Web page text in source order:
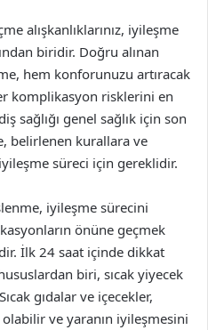
alışkanlıklarınız, iyileşme
biridir. Doğru alınan
hem konforunuzu artıracak
komplikasyon risklerini en
sağlığı genel sağlık için son
belirlenen kurallara ve
süreci için gereklidir.
iyileşme sürecini
önüne geçmek
İlk 24 saat içinde dikkat
biri, sıcak yiyecek
gıdalar ve içecekler,
ve yaranın iyileşmesini